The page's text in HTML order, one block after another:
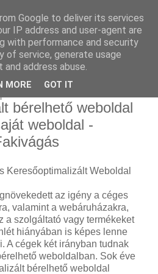
Agency
bérelhető weboldal
weboldal -
Keresőoptimalizált Weboldal
az igény a céges
valamint a webáruházakra,
a szolgáltató vagy termékeket
hiányában is képes lenne
A cégek két irányban tudnak
weboldalban. Sok éve
bérelhető weboldal
Google to deliver its services
IP address and user-agent are
with performance and security
of service, generate usage
address abuse.
MORE GOT IT